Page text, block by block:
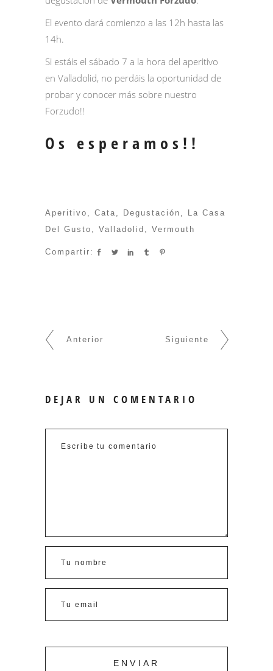
El evento dará comienzo a las 12h hasta las
14h.
Si estáis el sábado 7 a la hora del aperitivo
en Valladolid, no perdáis la oportunidad de
probar y conocer más sobre nuestro
Forzudo!!
Os esperamos!!
Aperitivo , Cata, Degustación ,
La Casa
Del Gusto , Valladolid , Vermouth
Compartir:
Anterior Siguiente
DEJAR UN COMENTARIO